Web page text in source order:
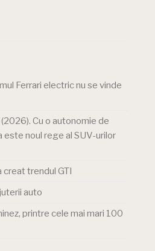
Ferrari electric nu se vinde
Cu o autonomie de
noul rege al SUV-urilor
creat trendul GTI
auto
printre cele mai mari 100